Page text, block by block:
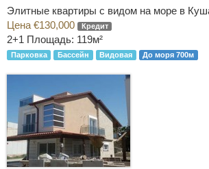
Элитные квартиры с видом на море в
Цена €130,000
Кредит
2+1 Площадь: 119м²
Парковка Бассейн Видовая До моря 700м